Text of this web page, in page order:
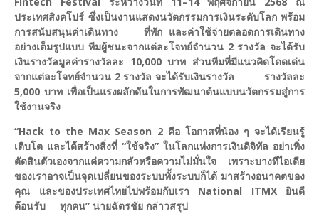
ประเทศสิงคโปร์ ซึ่งเป็นงานแสดงนวัตกรรมการเงินระดับโลก พร้อม
การสนับสนุนค่าเดินทาง ที่พัก และค่าใช้จ่ายตลอดการเดินทาง
อย่างเต็มรูปแบบ ทีมผู้ชนะจากแต่ละโจทย์จำนวน 2 รางวัล จะได้รับ
เงินรางวัลมูลค่ารางวัลละ 10,000 บาท ส่วนทีมที่มีแนวคิดโดดเด่น
จากแต่ละโจทย์จำนวน 2 รางวัล จะได้รับเงินรางวัล รางวัลละ
5,000 บาท เพื่อเป็นแรงผลักดันในการพัฒนาต้นแบบนวัตกรรมสู่การ
ใช้งานจริง
“Hack to the Max Season 2 คือ โอกาสที่น้อง ๆ จะได้เรียนรู้
เติบโต และได้สร้างสิ่งที่ “ใช้จริง” ในโลกแห่งการเงินดิจิทัล อย่าเพิ่ง
ตัดสินตัวเองจากแค่ความกลัวหรือความไม่มั่นใจ เพราะบางทีไอเดีย
ของเราอาจเป็นจุดเปลี่ยนของระบบทั้งระบบก็ได้ มาสร้างอนาคตของ
คุณ และของประเทศไทยไปพร้อมกับเรา National ITMX ยินดี
ต้อนรับ ทุกคน” นายฉัตรชัย กล่าวสรุป